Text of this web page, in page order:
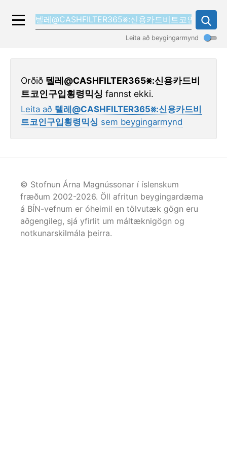
Leita að beygingarmynd
Orðið 텔레@CASHFILTER365⨳:신용카드비
트코인구입횡령믹싱 fannst ekki.
Leita að 텔레@CASHFILTER365⨳:신용카드비
트코인구입횡령믹싱 sem beygingarmynd
© Stofnun Árna Magnússonar í íslenskum
fræðum 2002-2026. Öll afritun beygingardæma
á BÍN-vefnum er óheimil en tölvutæk gögn eru
aðgengileg, sjá yfirlit um máltæknigögn og
notkunarskilmála þeirra.